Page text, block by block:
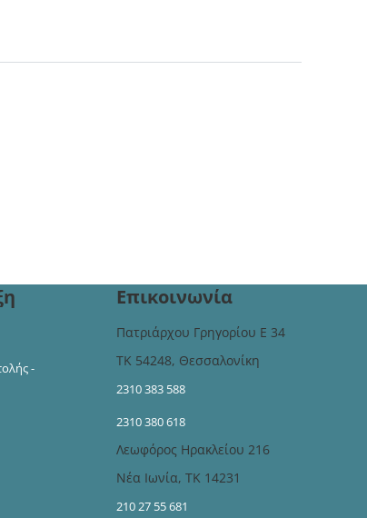
-
Επικοινωνία
Πατριάρχου Γρηγορίου Ε 34
ΤΚ 54248, Θεσσαλονίκη
2310 383 588
2310 380 618
Λεωφόρος Ηρακλείου 216
Νέα Ιωνία, ΤΚ 14231
210 27 55 681